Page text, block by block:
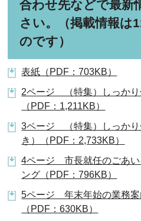
合わせ先などで最新
さい。（掲載情報は
のです）
表紙（PDF：703KB）
2ページ （特集）しっかり
（PDF：1,211KB）
3ページ （特集）しっかり
き）（PDF：2,733KB）
4ページ 市長就任のごあい
ング（PDF：796KB）
5ページ 年末年始の業務案
（PDF：630KB）